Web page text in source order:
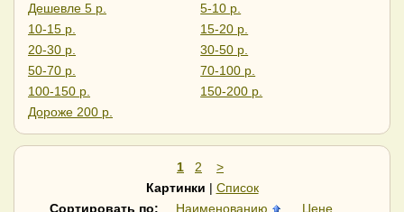
Dahua
Defender
Edifier
Ednet
Epos
ExeGate
Fanvil
FIFINE
FiiO
Gembird
Genesis
Ginzzu
GMB Audio
Huawei
Дешевле 5 р.
5-10 р.
10-15 р.
15-20 р.
20-30 р.
30-50 р.
50-70 р.
70-100 р.
100-150 р.
150-200 р.
Дороже 200 р.
1 2
>
Картинки | Список
Сортировать по:
Наименованию Цене